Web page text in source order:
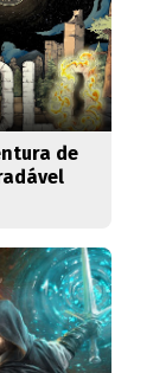
de